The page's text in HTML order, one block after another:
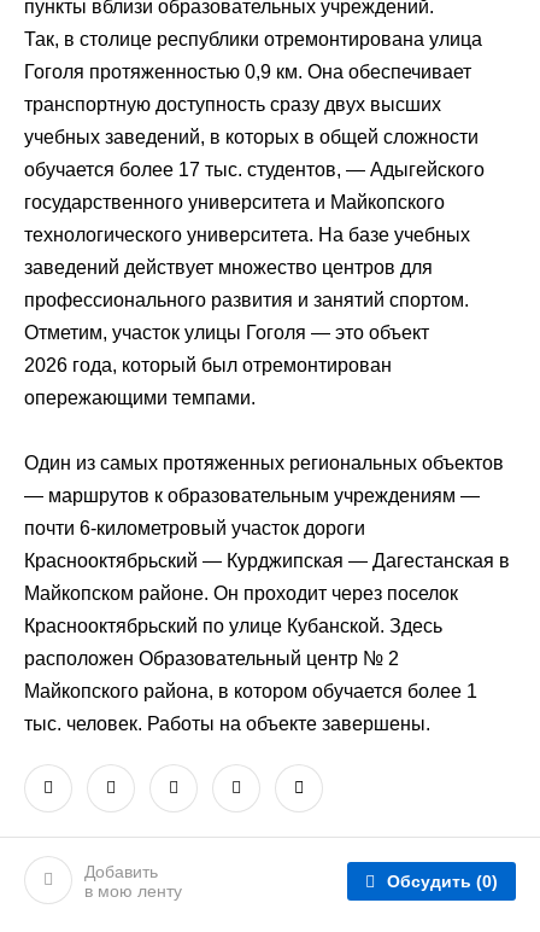
пункты вблизи образовательных учреждений.
Так, в столице республики отремонтирована улица
Гоголя протяженностью 0,9 км. Она обеспечивает
транспортную доступность сразу двух высших
учебных заведений, в которых в общей сложности
обучается более 17 тыс. студентов, — Адыгейского
государственного университета и Майкопского
технологического университета. На базе учебных
заведений действует множество центров для
профессионального развития и занятий спортом.
Отметим, участок улицы Гоголя — это объект
2026 года, который был отремонтирован
опережающими темпами.
Один из самых протяженных региональных объектов
— маршрутов к образовательным учреждениям —
почти 6-километровый участок дороги
Краснооктябрьский — Курджипская — Дагестанская в
Майкопском районе. Он проходит через поселок
Краснооктябрьский по улице Кубанской. Здесь
расположен Образовательный центр № 2
Майкопского района, в котором обучается более 1
тыс. человек. Работы на объекте завершены.
Добавить
в мою ленту
Обсудить (0)